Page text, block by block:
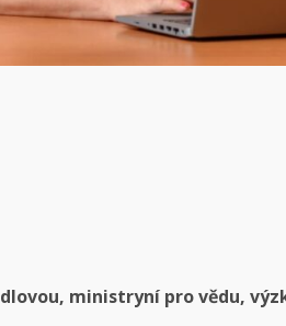
ministryní pro vědu,